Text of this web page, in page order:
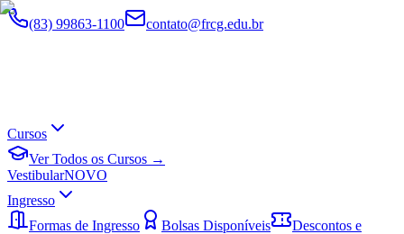
(83) 99863-1100 contato@frcg.edu.br
Cursos
Ver Todos os Cursos →
VestibularNOVO
Ingresso
Formas de Ingresso
Bolsas Disponíveis
Descontos e